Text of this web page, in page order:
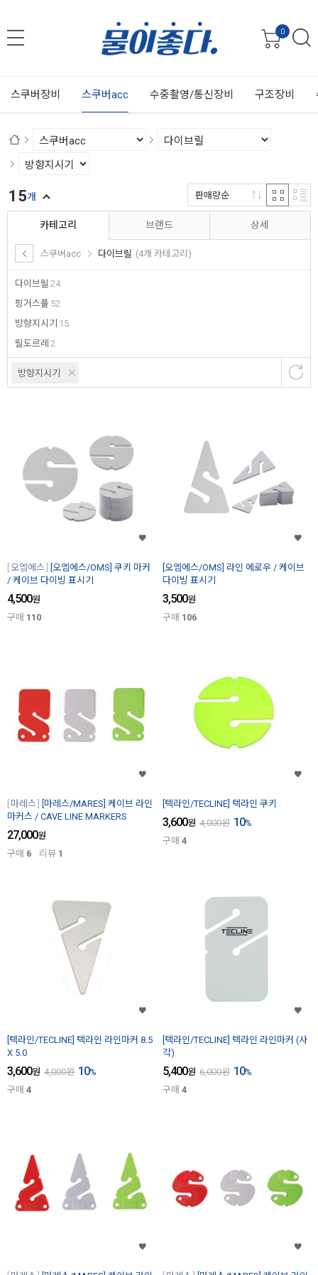
0
스쿠버장비 스쿠버acc 수중촬영/통신장비 구조장비
카테고리
스쿠버acc 다이브릴 (4개 카테고리)
다이브릴 24
핑거스풀 52
방향지시기 15
릴도르레 2
브랜드 상세
방향지시기
15개 판매량순
오엠에스
[오엠에스/OMS] 쿠키 마커
/ 케이브 다이빙 표시기
4,500원
구매 110
[오엠에스/OMS] 라인 에로우 / 케이브
다이빙 표시기
3,500원
구매 106
마레스
[마레스/MARES] 케이브 라인
마커스 / CAVE LINE MARKERS
27,000원
구매 6 리뷰 1
[텍라인/TECLINE] 텍라인 쿠키
3,600원 4,000원 10%
구매 4
[텍라인/TECLINE] 텍라인 라인마커 8.5
X 5.0
3,600원 4,000원 10%
구매 4
[텍라인/TECLINE] 텍라인 라인마커 (사
각)
5,400원 6,000원 10%
구매 4